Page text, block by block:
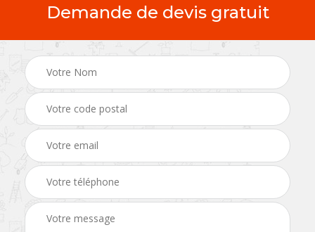
Demande de devis gratuit